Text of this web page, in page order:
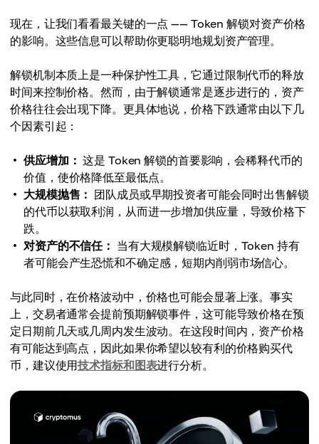
现在，让我们看看最关键的一点 —— Token 解锁对资产价格
的影响。这些信息可以帮助你更聪明地规划资产管理。
解锁机制本质上是一种保护性工具，它通过限制代币的释放
时间来控制价格。然而，由于解锁通常是逐步进行的，资产
价格往往会出现下降。更具体地说，价格下跌通常由以下几
个因素引起：
供应增加： 这是 Token 解锁的首要影响，会稀释代币的
价值，使价格降低至最低点。
大规模抛售： 团队成员或早期投资者可能会同时出售解锁
的代币以获取利润，从而进一步增加供应量，导致价格下
跌。
对资产的不信任： 当有大规模解锁临近时，Token 持有
者可能会产生恐慌和不确定感，短期内削弱市场信心。
与此同时，在价格波动中，价格也可能会显著上涨。事实
上，交易者通常会提前预期解锁事件，这可能导致价格在预
定日期前几天或几周内发生波动。在这段时间内，资产价格
有可能达到高点，因此如果你希望以较有利的价格购买代
币，建议使用技术指标和图表进行分析。